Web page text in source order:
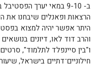
ב- 9-10 במאי יערך
הרצאות ופאנלים שיבחנו את
היתר אפשר יהיה למצוא
והרב דוד לאו, דיונים בנושאים
ו"בין סיינפלד לתלמוד",
חילוניים־דתיים בישראל,